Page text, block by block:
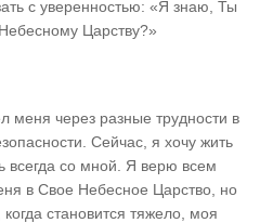
с уверенностью: «Я знаю, Ты
Царству?»
меня через разные трудности в
Сейчас, я хочу жить
всегда со мной. Я верю всем
в Свое Небесное Царство, но
становится тяжело, моя